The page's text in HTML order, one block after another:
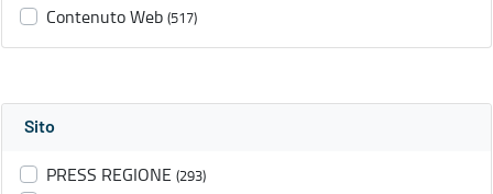
Contenuto Web (517)
Sito
PRESS REGIONE (293)